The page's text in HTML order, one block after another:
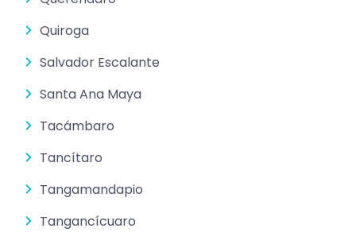
Quiroga
Salvador Escalante
Santa Ana Maya
Tacámbaro
Tancítaro
Tangamandapio
Tangancícuaro